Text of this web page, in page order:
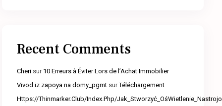
Recent Comments
Cherisur 10 Erreurs à Éviter Lors de l’Achat Immobilier
Vivod iz zapoya na domy_pgmtsurTéléchargement
Https://Thinmarker.Club/Index.Php/